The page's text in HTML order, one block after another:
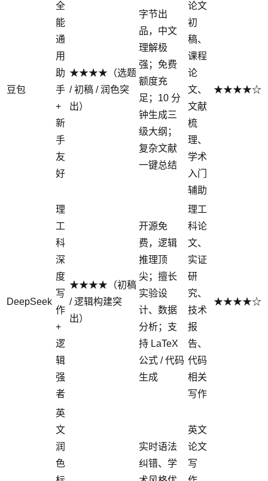
豆包
全
能
通
用
助
手
+
新
手
友
好
★★★★（选题
/ 初稿 / 润色突
出）
字节出
品，中文
理解极
强；免费
额度充
足；10 分
钟生成三
级大纲；
复杂文献
一键总结
论文
初
稿、
课程
论
文、
文献
梳
理、
学术
入门
辅助
★★★★☆
DeepSeek
理
工
科
深
度
写
作
+
逻
辑
强
者
★★★★（初稿
/ 逻辑构建突
出）
开源免
费，逻辑
推理顶
尖；擅长
实验设
计、数据
分析；支
持 LaTeX
公式 / 代码
生成
理工
科论
文、
实证
研
究、
技术
报
告、
代码
相关
写作
★★★★☆
英
文
润
色
实时语法
纠错、学
英文
论文
写